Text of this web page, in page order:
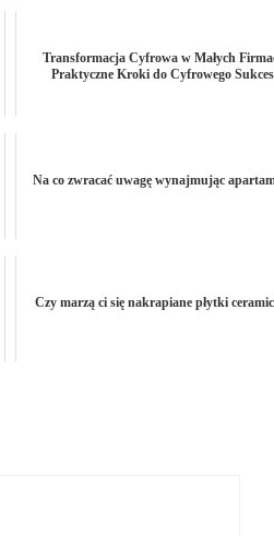
Transformacja Cyfrowa w Małych
Praktyczne Kroki do Cyfrowego
Na co zwracać uwagę wynajmując
Czy marzą ci się nakrapiane płytki